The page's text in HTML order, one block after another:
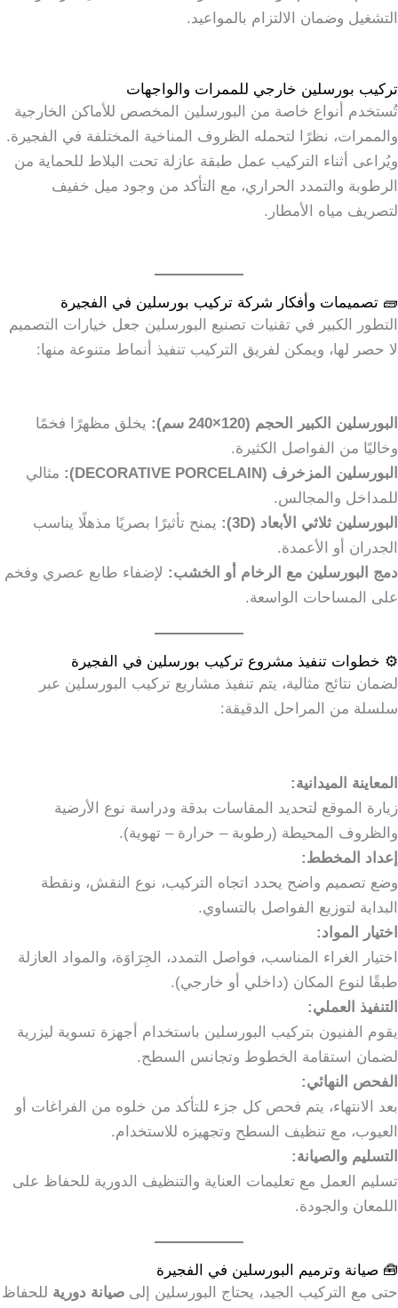
التشغيل وضمان الالتزام بالمواعيد.
تركيب بورسلين خارجي للممرات والواجهات
تُستخدم أنواع خاصة من البورسلين المخصص للأماكن الخارجية
والممرات، نظرًا لتحمله الظروف المناخية المختلفة في الفجيرة.
ويُراعى أثناء التركيب عمل طبقة عازلة تحت البلاط للحماية من
الرطوبة والتمدد الحراري، مع التأكد من وجود ميل خفيف
لتصريف مياه الأمطار.
🧱 تصميمات وأفكار شركة تركيب بورسلين في الفجيرة
التطور الكبير في تقنيات تصنيع البورسلين جعل خيارات التصميم
لا حصر لها، ويمكن لفريق التركيب تنفيذ أنماط متنوعة منها:
البورسلين الكبير الحجم (120×240 سم):
يخلق مظهرًا فخمًا
وخاليًا من الفواصل الكثيرة.
البورسلين المزخرف (DECORATIVE PORCELAIN):
مثالي
للمداخل والمجالس.
البورسلين ثلاثي الأبعاد (3D):
يمنح تأثيرًا بصريًا مذهلًا يناسب
الجدران أو الأعمدة.
دمج البورسلين مع الرخام أو الخشب: لإضفاء طابع عصري وفخم
على المساحات الواسعة.
⚙️ خطوات تنفيذ مشروع تركيب بورسلين في الفجيرة
لضمان نتائج مثالية، يتم تنفيذ مشاريع تركيب البورسلين عبر
سلسلة من المراحل الدقيقة:
المعاينة الميدانية:
زيارة الموقع لتحديد المقاسات بدقة ودراسة نوع الأرضية
والظروف المحيطة (رطوبة – حرارة – تهوية).
إعداد المخطط:
وضع تصميم واضح يحدد اتجاه التركيب، نوع النقش، ونقطة
البداية لتوزيع الفواصل بالتساوي.
اختيار المواد:
اختيار الغراء المناسب، فواصل التمدد، الجِرَاوَة، والمواد العازلة
طبقًا لنوع المكان (داخلي أو خارجي).
التنفيذ العملي:
يقوم الفنيون بتركيب البورسلين باستخدام أجهزة تسوية ليزرية
لضمان استقامة الخطوط وتجانس السطح.
الفحص النهائي:
بعد الانتهاء، يتم فحص كل جزء للتأكد من خلوه من الفراغات أو
العيوب، مع تنظيف السطح وتجهيزه للاستخدام.
التسليم والصيانة:
تسليم العمل مع تعليمات العناية والتنظيف الدورية للحفاظ على
اللمعان والجودة.
🧰 صيانة وترميم البورسلين في الفجيرة
حتى مع التركيب الجيد، يحتاج البورسلين إلى صيانة دورية للحفاظ